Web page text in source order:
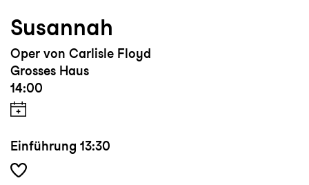
Susannah
Oper von Carlisle Floyd
Grosses Haus
14:00
Einführung 13:30